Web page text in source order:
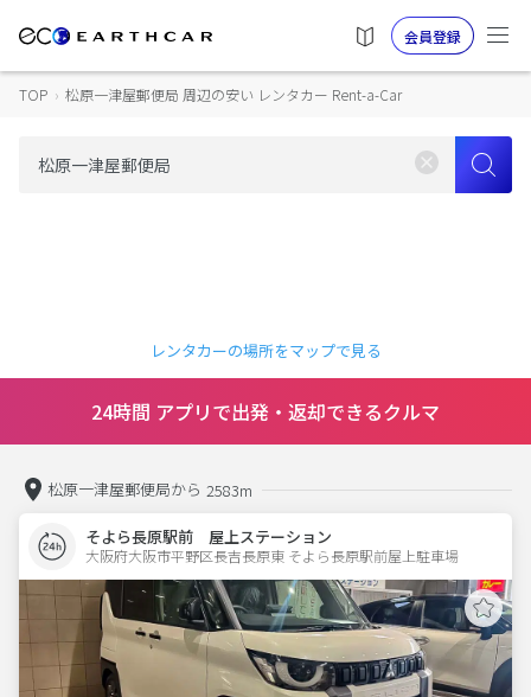
会員登録
TOP › 松原一津屋郵便局 周辺の安い レンタカー Rent-a-Car
レンタカーの場所をマップで見る
24時間 アプリで出発・返却できるクルマ
松原一津屋郵便局から 2583m
そよら長原駅前 屋上ステーション
大阪府大阪市平野区長吉長原東 そよら長原駅前屋上駐車場